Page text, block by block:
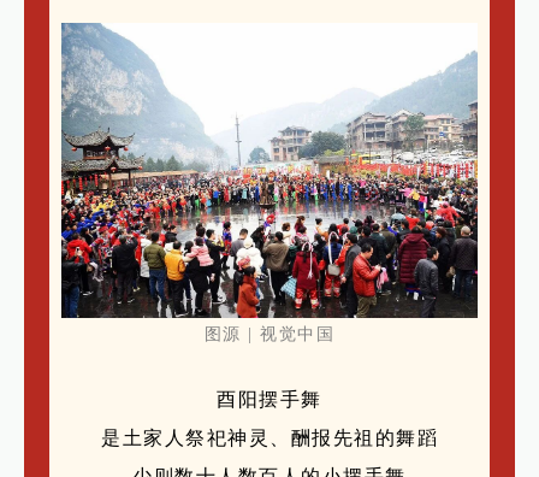
图源 | 视觉中国
酉阳摆手舞
是土家人祭祀神灵、酬报先祖的舞蹈